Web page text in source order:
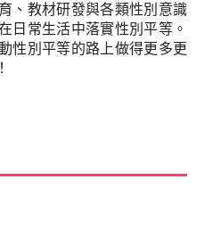
、教材研發與各類性別意識
日常生活中落實性別平等。
性別平等的路上做得更多更